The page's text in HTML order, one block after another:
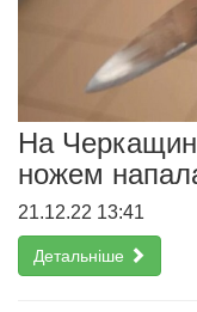
На
ножем
21.12.22 13:41
Детальніше